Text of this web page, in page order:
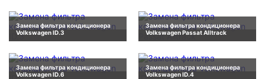
Замена фильтра кондиционера
Volkswagen ID.3
Замена фильтра кондиционера
Volkswagen Passat Alltrack
Замена фильтра кондиционера
Volkswagen ID.6
Замена фильтра кондиционера
Volkswagen ID.4